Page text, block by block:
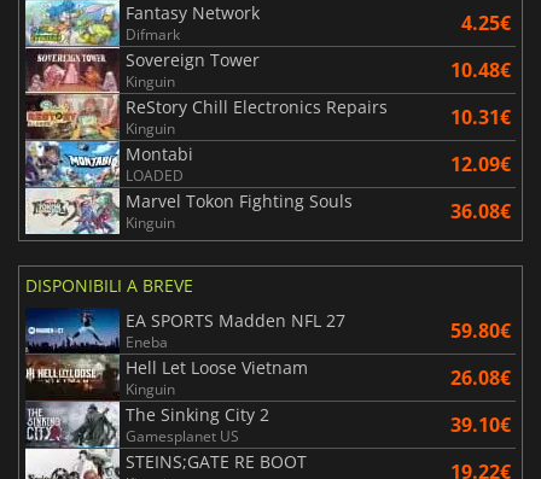
Fantasy Network
Difmark 4.25€
Sovereign Tower
Kinguin 10.48€
ReStory Chill Electronics Repairs
Kinguin 10.31€
Montabi
LOADED 12.09€
Marvel Tokon Fighting Souls
Kinguin 36.08€
DISPONIBILI A BREVE
EA SPORTS Madden NFL 27
Eneba 59.80€
Hell Let Loose Vietnam
Kinguin 26.08€
The Sinking City 2
Gamesplanet US 39.10€
STEINS;GATE RE BOOT 19.22€